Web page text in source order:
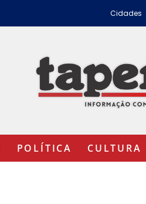
Cidades
POLÍTICA CULTURA